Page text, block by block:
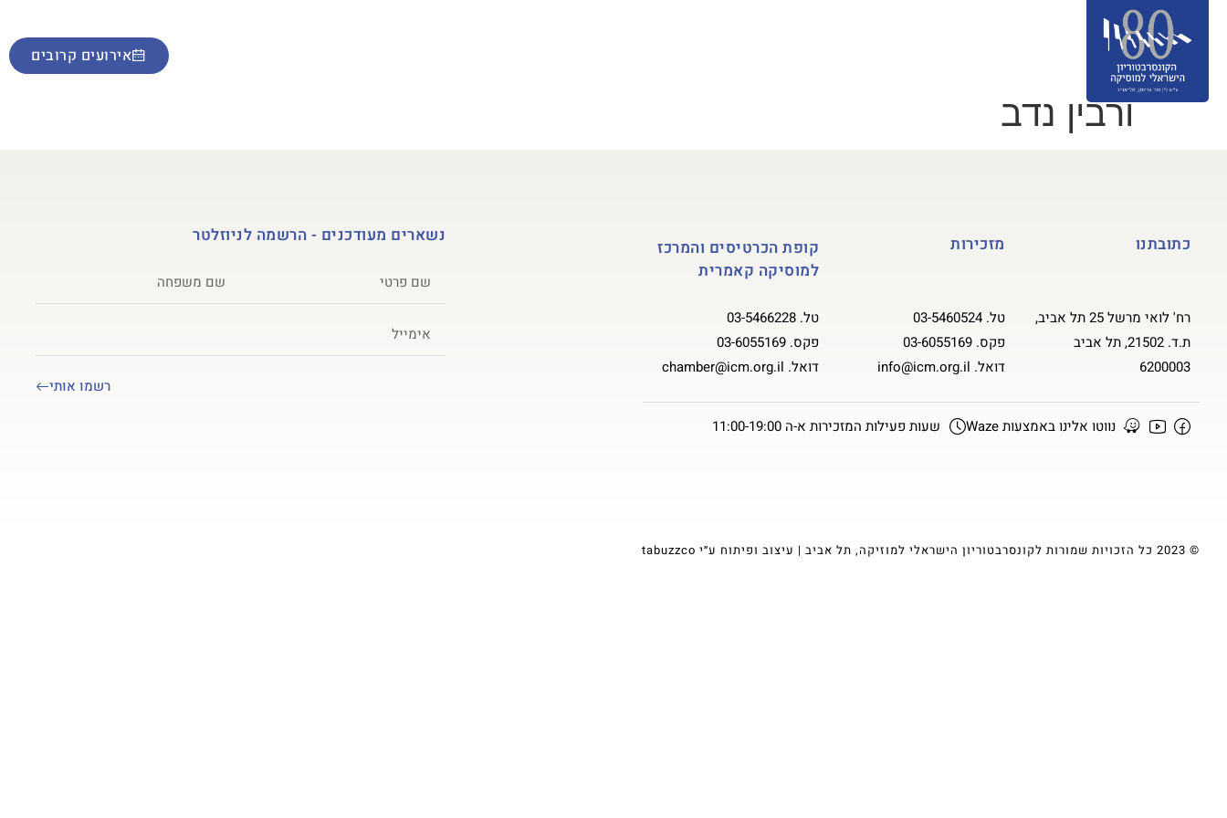
אירועים קרובים
ורבין נדב
כתובתנו
רח' לואי מרשל 25 תל אביב,
ת.ד. 21502, תל אביב
6200003
מזכירות
טל.03-5460524
פקס.03-6055169
דואל. info@icm.org.il
קופת הכרטיסים והמרכז
למוסיקה קאמרית
טל. 03-5466228
פקס. 03-6055169
דואל. chamber@icm.org.il
נווטו אלינו באמצעות Waze שעות פעילות המזכירות א-ה 11:00-19:00
נשארים מעודכנים - הרשמה לניוזלטר
רשמו אותי
© 2023 כל הזכויות שמורות לקונסרבטוריון הישראלי למוזיקה, תל אביב | עיצוב ופיתוח ע״י tabuzzco